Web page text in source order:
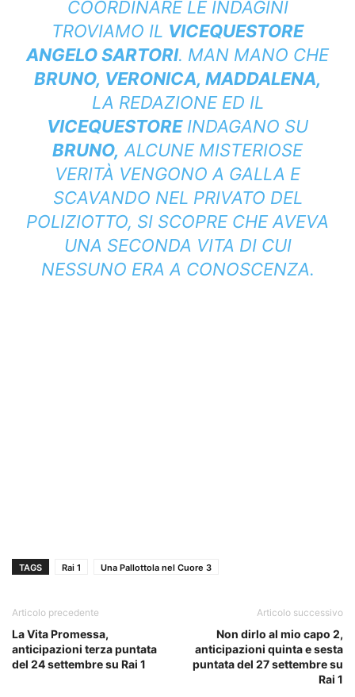
COORDINARE LE INDAGINI
TROVIAMO IL VICEQUESTORE
ANGELO SARTORI. MAN MANO CHE
BRUNO, VERONICA, MADDALENA,
LA REDAZIONE ED IL
VICEQUESTOREINDAGANO SU
BRUNO, ALCUNE MISTERIOSE
VERITÀ VENGONO A GALLA E
SCAVANDO NEL PRIVATO DEL
POLIZIOTTO, SI SCOPRE CHE AVEVA
UNA SECONDA VITA DI CUI
NESSUNO ERA A CONOSCENZA.
TAGS Rai 1 Una Pallottola nel Cuore 3
Articolo precedente
La Vita Promessa,
anticipazioni terza puntata
del 24 settembre su Rai 1
Articolo successivo
Non dirlo al mio capo 2,
anticipazioni quinta e sesta
puntata del 27 settembre su
Rai 1